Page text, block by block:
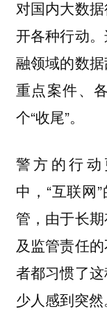
对国内大数
开各种行动
融领域的数
重点案件、
个“收尾”。
警方的行
中，“互联网
管，由于长
及监管责任
者都习惯了
少人感到突然